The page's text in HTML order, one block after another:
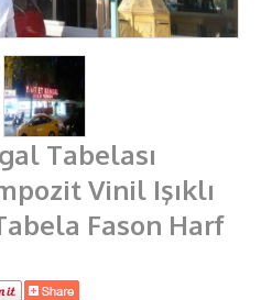
Tabelası
Vinil Işıklı
Fason Harf